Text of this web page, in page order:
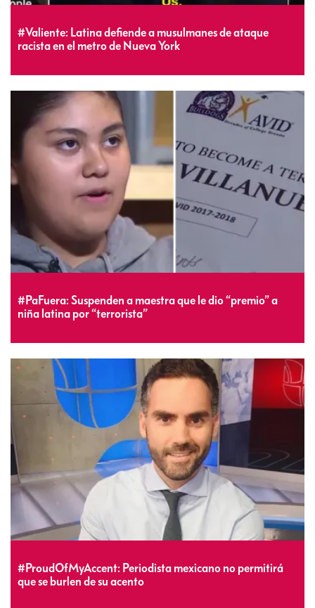
#Valiente: Latina defiende a musulmanes de ataque
racista en el metro de Nueva York
#PaFuera: Suspenden a maestra que le dio “premio” a
niña latina por “terrorista”
#ProudOfMyAccent: Periodista mexicano no permitirá
que se burlen de su acento